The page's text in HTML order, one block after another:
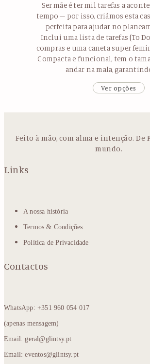
Ser mãe é ter mil tarefas a
tempo – por isso, criámos esta
perfeita para ajudar no
Inclui uma lista de tarefas (To
compras e uma caneta super
Compacta e funcional, tem o
andar na mala,
Ver opções
Feito à mão, com alma e intenção. De
mundo.
Links
A nossa história
Termos & Condições
Política de Privacidade
Contactos
WhatsApp: +351 960 054 017
(apenas mensagem)
Email: geral@glintsy.pt
Email: eventos@glintsy.pt